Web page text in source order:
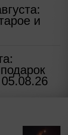
и